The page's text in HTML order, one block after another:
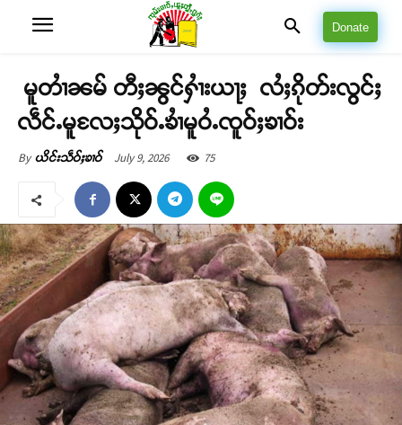
Donate
မူတၢႆၼမ် တီႈၼွင်ႁၢႆးယႃႈ လႆႈၵိုတ်းလွင်ႈ
လဵင်ႉမူလႄႈသိုဝ်ႉၶၢႆမူဝႆႉၸူဝ်ႈၶၢဝ်း
By ယိင်းသဵဝ်ႈၶၢဝ် July 9, 2026 75